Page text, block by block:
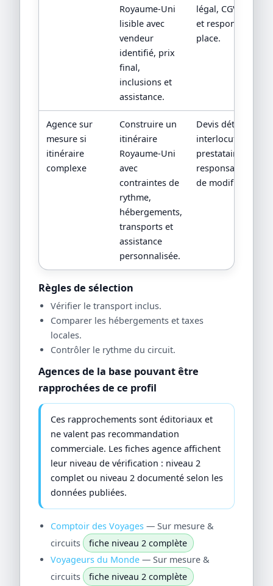
Royaume-Uni
lisible avec
vendeur
identifié, prix
final,
inclusions et
assistance.
légal, CGV,
et responsabilité
place.
Agence sur
mesure si
itinéraire
complexe
Construire un
itinéraire
Royaume-Uni
avec
contraintes de
rythme,
hébergements,
transports et
assistance
personnalisée.
Devis détaillé,
interlocuteur,
prestataires
responsabilités
de modification.
Règles de sélection
Vérifier le transport inclus.
Comparer les hébergements et taxes
locales.
Contrôler le rythme du circuit.
Agences de la base pouvant être
rapprochées de ce profil
Ces rapprochements sont éditoriaux et
ne valent pas recommandation
commerciale. Les fiches agence affichent
leur niveau de vérification : niveau 2
complet ou niveau 2 documenté selon les
données publiées.
Comptoir des Voyages— Sur mesure &
circuits
fiche niveau 2 complète
Voyageurs du Monde— Sur mesure &
circuits
fiche niveau 2 complète